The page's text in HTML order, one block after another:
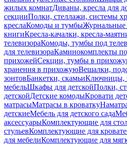
жилых комнатДиваны, кресла для
секцииПолки, стеллажи, системы
креслаКомоды и тумбыЖурнальные
книгиКресла-качалки, кресла-
телевизораКомоды, тумбы под
для телевизораКаминокомплекты
прихожейСекции, тумбы в
хранения в прихожуюВешалки,
зонтовБанкетки, скамьиКлючницы,
мебельШкафы для детскойПолки,
детскойДетские комодыКровати
матрасыМатрасы в кроватку
детскиеМебель для детского сада
аксессуарыКомплектующие для
стульевКомплектующие для
для мебелиКомплектующие для